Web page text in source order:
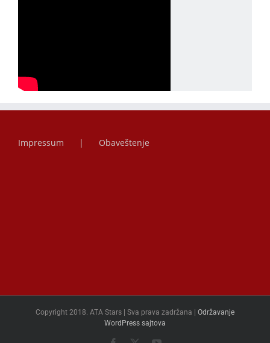
Impressum Obaveštenje
Copyright 2018. ATA Stars | Sva prava zadržana | Održavanje
WordPress sajtova